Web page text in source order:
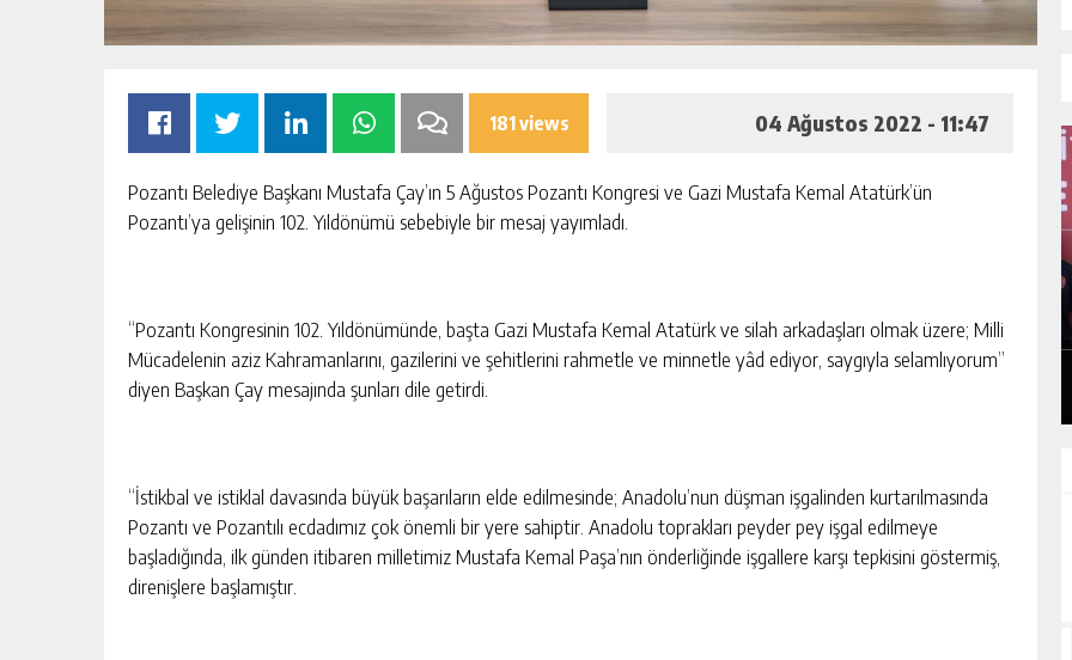
181 views 04 Ağustos 2022 - 11:47
Pozantı Belediye Başkanı Mustafa Çay’ın 5 Ağustos Pozantı Kongresi ve Gazi Mustafa Kemal Atatürk’ün
Pozantı’ya gelişinin 102. Yıldönümü sebebiyle bir mesaj yayımladı.
“Pozantı Kongresinin 102. Yıldönümünde, başta Gazi Mustafa Kemal Atatürk ve silah arkadaşları olmak üzere; Milli
Mücadelenin aziz Kahramanlarını, gazilerini ve şehitlerini rahmetle ve minnetle yâd ediyor, saygıyla selamlıyorum”
diyen Başkan Çay mesajında şunları dile getirdi.
“İstikbal ve istiklal davasında büyük başarıların elde edilmesinde; Anadolu’nun düşman işgalinden kurtarılmasında
Pozantı ve Pozantılı ecdadımız çok önemli bir yere sahiptir. Anadolu toprakları peyder pey işgal edilmeye
başladığında, ilk günden itibaren milletimiz Mustafa Kemal Paşa’nın önderliğinde işgallere karşı tepkisini göstermiş,
direnişlere başlamıştır.
GÜNLÜK HABER AKIŞI GÜNLÜK HABER AKIŞI